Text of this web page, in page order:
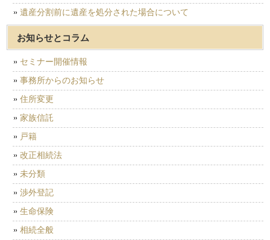
遺産分割前に遺産を処分された場合について
お知らせとコラム
セミナー開催情報
事務所からのお知らせ
住所変更
家族信託
戸籍
改正相続法
未分類
渉外登記
生命保険
相続全般